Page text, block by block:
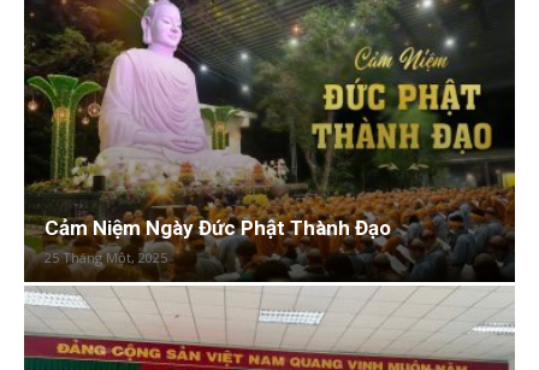
Cảm Niệm Ngày Đức Phật Thành Đạo
25 Tháng Một, 2025